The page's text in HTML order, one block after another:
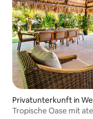
Privatunterkunft in
Tropische Oase mit